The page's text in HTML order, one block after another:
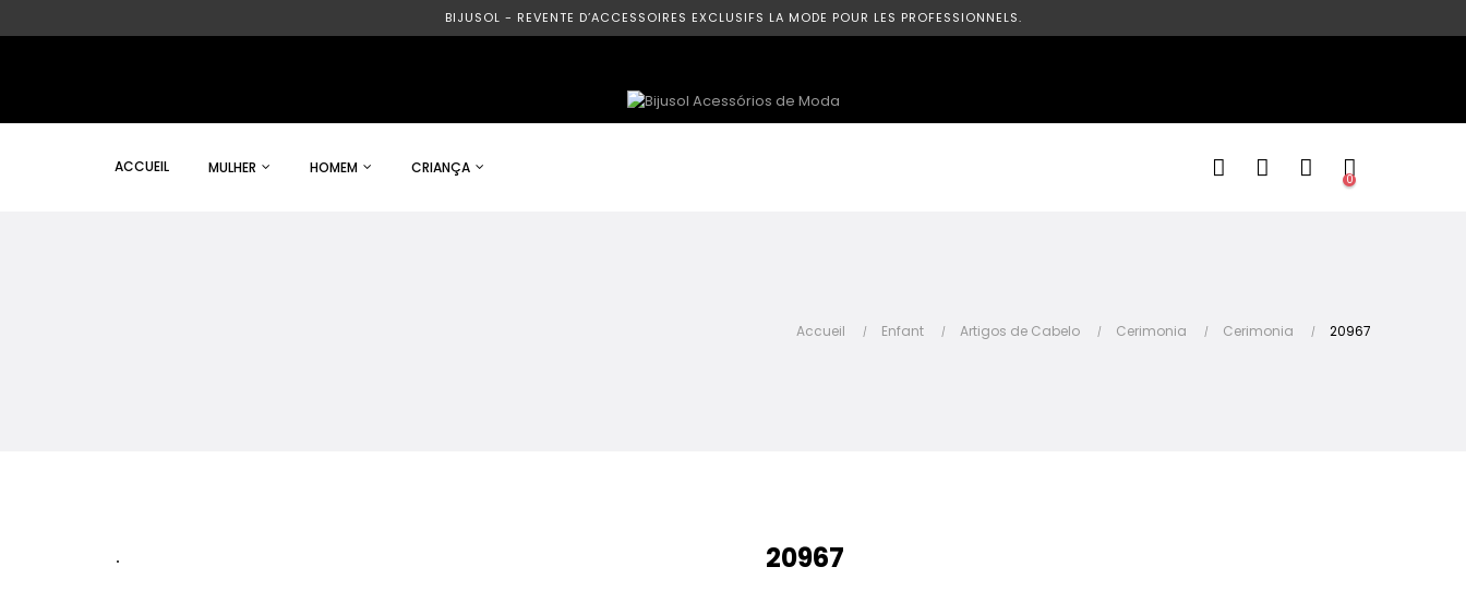
BIJUSOL - REVENTE D’ACCESSOIRES EXCLUSIFS LA MODE POUR LES PROFESSIONNELS.
ACCUEIL MULHER HOMEM CRIANÇA
0
Accueil Enfant Artigos de Cabelo Cerimonia Cerimonia 20967
20967